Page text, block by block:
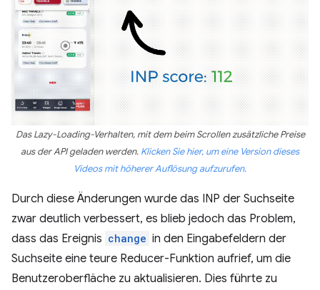
Das Lazy-Loading-Verhalten, mit dem beim Scrollen zusätzliche Preise
aus der API geladen werden. Klicken Sie hier, um eine Version dieses
Videos mit höherer Auflösung aufzurufen.
Durch diese Änderungen wurde das INP der Suchseite
zwar deutlich verbessert, es blieb jedoch das Problem,
dass das Ereignis change in den Eingabefeldern der
Suchseite eine teure Reducer-Funktion aufrief, um die
Benutzeroberfläche zu aktualisieren. Dies führte zu